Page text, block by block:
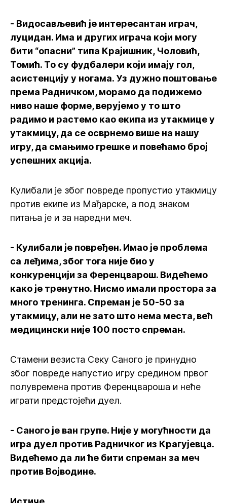
- Видосављевић је интересантан играч,
луцидан. Има и других играча који могу
бити “опасни” типа Крајишник, Чоловић,
Томић. То су фудбалери који имају гол,
асистенцију у ногама. Уз дужно поштовање
према Радничком, морамо да подижемо
ниво наше форме, верујемо у то што
радимо и растемо као екипа из утакмице у
утакмицу, да се осврнемо више на нашу
игру, да смањимо грешке и повећамо број
успешних акција.
Кулибали је због повреде пропустио утакмицу
против екипе из Мађарске, а под знаком
питања је и за наредни меч.
- Кулибали је повређен. Имао је проблема
са леђима, због тога није био у
конкуренцији за Ференцварош. Видећемо
како је тренутно. Нисмо имали простора за
много тренинга. Спреман је 50-50 за
утакмицу, али не зато што нема места, већ
медицински није 100 посто спреман.
Стамени везиста Секу Саного је принудно
због повреде напустио игру средином првог
полувремена против Ференцвароша и неће
играти предстојећи дуел.
- Саного је ван групе. Није у могућности да
игра дуел против Радничког из Крагујевца.
Видећемо да ли ће бити спреман за меч
против Војводине.